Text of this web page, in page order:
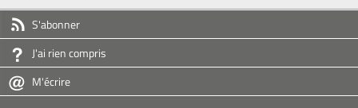
S'abonner
J'ai rien compris
M'écrire